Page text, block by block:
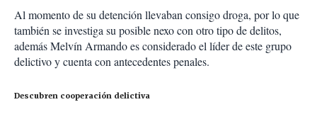
Al momento de su detención llevaban consigo droga, por lo que
también se investiga su posible nexo con otro tipo de delitos,
además Melvín Armando es considerado el líder de este grupo
delictivo y cuenta con antecedentes penales.
Descubren cooperación delictiva